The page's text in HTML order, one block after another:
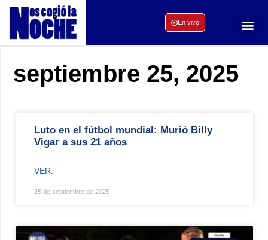
En vivo
septiembre 25, 2025
Luto en el fútbol mundial: Murió Billy
Vigar a sus 21 años
VER.
25 de septiembre de 2025